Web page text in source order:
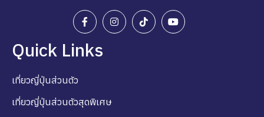
Quick Links
เที่ยวญี่ปุ่นส่วนตัว
เที่ยวญี่ปุ่นส่วนตัวสุดพิเศษ